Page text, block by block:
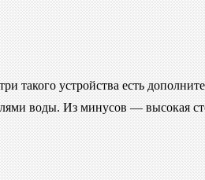
устройства есть
воды. Из минусов — высокая